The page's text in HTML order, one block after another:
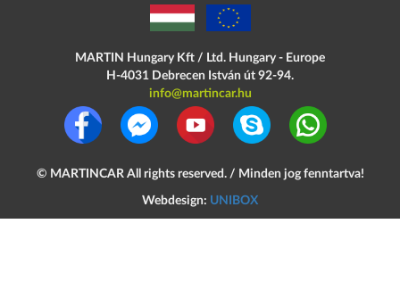
MARTIN Hungary Kft / Ltd. Hungary - Europe
H-4031 Debrecen István út 92-94.
info@martincar.hu
© MARTINCAR All rights reserved. / Minden jog fenntartva!
Webdesign: UNIBOX